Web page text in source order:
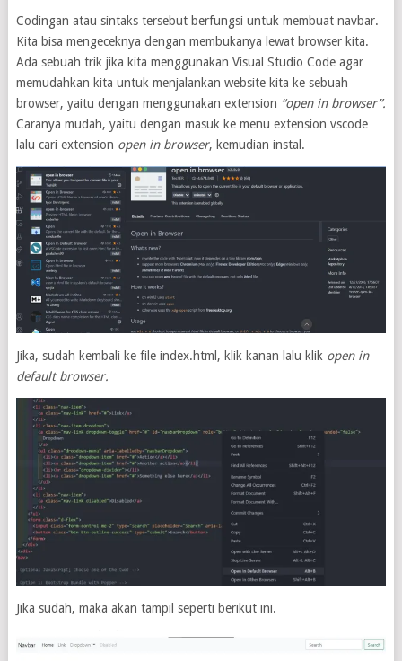
Codingan atau sintaks tersebut berfungsi untuk membuat navbar.
Kita bisa mengeceknya dengan membukanya lewat browser kita.
Ada sebuah trik jika kita menggunakan Visual Studio Code agar
memudahkan kita untuk menjalankan website kita ke sebuah
browser, yaitu dengan menggunakan extension “open in browser”.
Caranya mudah, yaitu dengan masuk ke menu extension vscode
lalu cari extension open in browser, kemudian instal.
Jika, sudah kembali ke file index.html, klik kanan lalu klik open in
default browser.
Jika sudah, maka akan tampil seperti berikut ini.